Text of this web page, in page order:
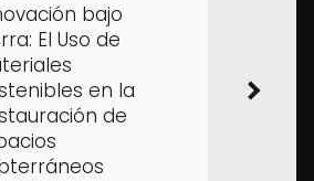
bajo
El Uso de
en la
de